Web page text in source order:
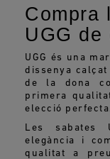
Compra
UGG
UGG és una
dissenya
de la dona
primera
elecció
Les sabates
elegància i
qualitat a